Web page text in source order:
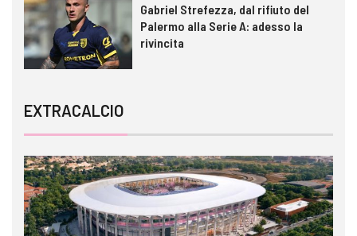
Gabriel Strefezza, dal rifiuto del
Palermo alla Serie A: adesso la
rivincita
EXTRACALCIO